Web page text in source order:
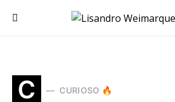
Search for:
C CURIOSO 🔥